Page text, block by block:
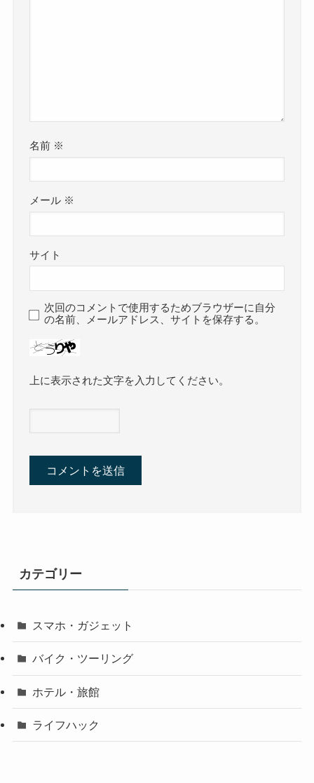
名前 ※
メール ※
サイト
次回のコメントで使用するためブラウザーに自分
の名前、メールアドレス、サイトを保存する。
上に表示された文字を入力してください。
カテゴリー
スマホ・ガジェット
バイク・ツーリング
ホテル・旅館
ライフハック